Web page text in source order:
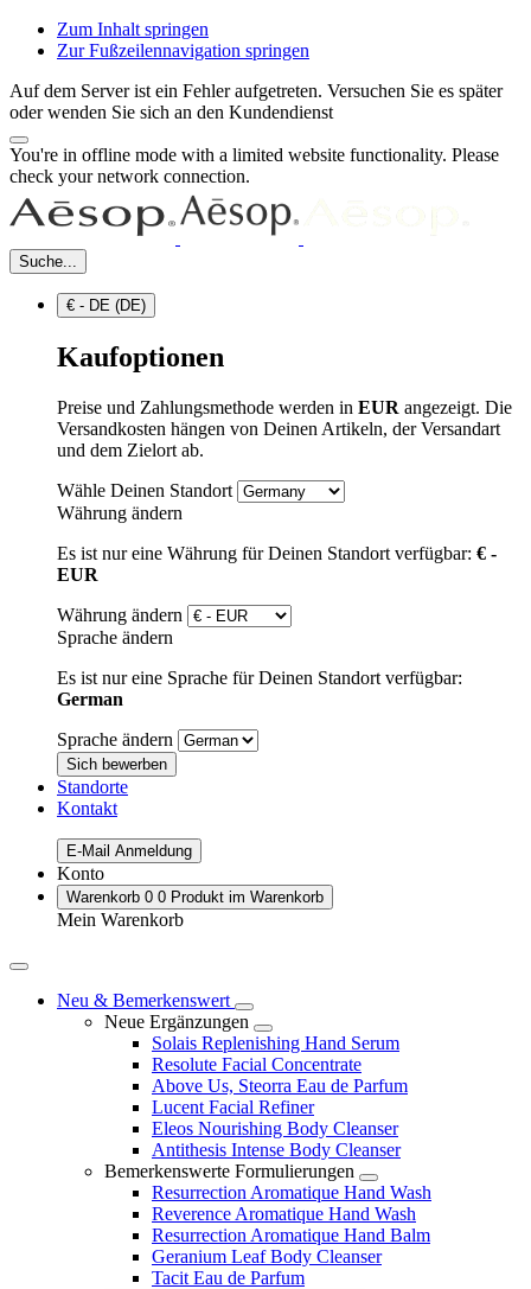
Zum Inhalt springen
Zur Fußzeilennavigation springen
Auf dem Server ist ein Fehler aufgetreten. Versuchen Sie es später
oder wenden Sie sich an den Kundendienst
You're in offline mode with a limited website functionality. Please
check your network connection.
Suche...
€ - DE (DE)
Kaufoptionen
Preise und Zahlungsmethode werden in EUR angezeigt. Die
Versandkosten hängen von Deinen Artikeln, der Versandart
und dem Zielort ab.
Wähle Deinen Standort
Währung ändern
Es ist nur eine Währung für Deinen Standort verfügbar: € -
EUR
Währung ändern
Sprache ändern
Es ist nur eine Sprache für Deinen Standort verfügbar:
German
Sprache ändern
Sich bewerben
Standorte
Kontakt
E-Mail Anmeldung
Konto
Warenkorb 0 0 Produkt im Warenkorb
Mein Warenkorb
Neu & Bemerkenswert
Neue Ergänzungen
Solais Replenishing Hand Serum
Resolute Facial Concentrate
Above Us, Steorra Eau de Parfum
Lucent Facial Refiner
Eleos Nourishing Body Cleanser
Antithesis Intense Body Cleanser
Bemerkenswerte Formulierungen
Resurrection Aromatique Hand Wash
Reverence Aromatique Hand Wash
Resurrection Aromatique Hand Balm
Geranium Leaf Body Cleanser
Tacit Eau de Parfum